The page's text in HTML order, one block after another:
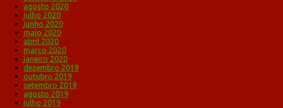
agosto 2020
julho 2020
junho 2020
maio 2020
abril 2020
março 2020
janeiro 2020
dezembro 2019
outubro 2019
setembro 2019
agosto 2019
julho 2019